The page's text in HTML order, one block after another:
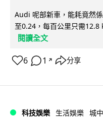
Audi 呢部新車，能耗竟然
至0.24，每百公里只需
閱讀全文
6 1 ↗ 分享
科技娛樂 生活娛樂 城